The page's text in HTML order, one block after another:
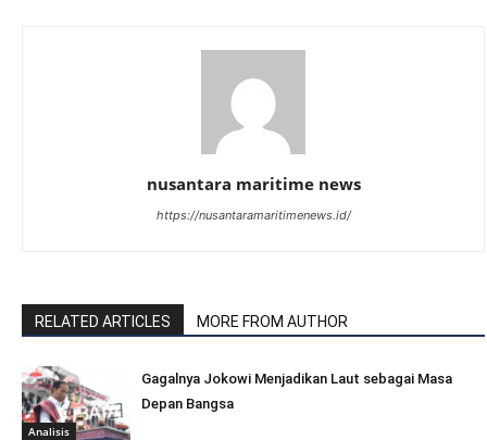
nusantara maritime news
https://nusantaramaritimenews.id/
RELATED ARTICLES MORE FROM AUTHOR
Analisis
Gagalnya Jokowi Menjadikan Laut sebagai Masa
Depan Bangsa